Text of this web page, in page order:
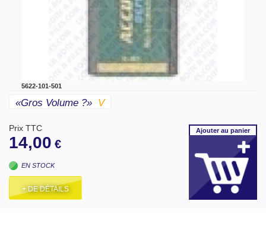
5622-101-501
«gros Volume ?» V
Prix TTC
14,00 €
EN STOCK
+ DE DÉTAILS
Ajouterau panier